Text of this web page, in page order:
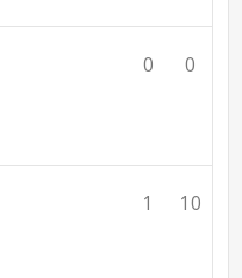
0
0
10
1